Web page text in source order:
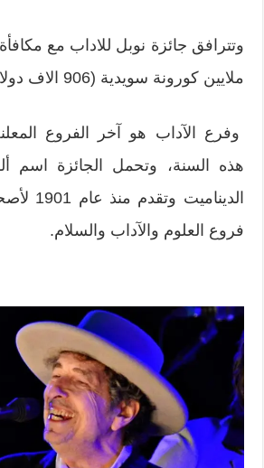
وتترافق جائزة نوبل للاداب مع مكافأة
ملايين كورونة سويدية (906 الاف دولار).
وفرع الآداب هو آخر الفروع
هذه السنة، وتحمل الجائزة اسم
فروع العلوم والآداب والسلام.